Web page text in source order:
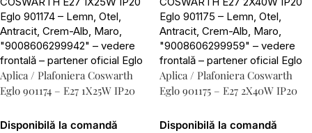
Aplica / Plafoniera Coswarth
Eglo 901174 – E27 1X25W IP20
Disponibilă la comandă
Aplica / Plafoniera Coswarth
Eglo 901175 – E27 2X40W IP20
Disponibilă la comandă